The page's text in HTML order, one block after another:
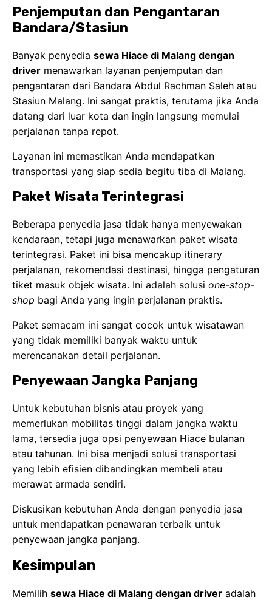
Penjemputan dan Pengantaran
Bandara/Stasiun
Banyak penyedia sewa Hiace di Malang dengan
driver menawarkan layanan penjemputan dan
pengantaran dari Bandara Abdul Rachman Saleh atau
Stasiun Malang. Ini sangat praktis, terutama jika Anda
datang dari luar kota dan ingin langsung memulai
perjalanan tanpa repot.
Layanan ini memastikan Anda mendapatkan
transportasi yang siap sedia begitu tiba di Malang.
Paket Wisata Terintegrasi
Beberapa penyedia jasa tidak hanya menyewakan
kendaraan, tetapi juga menawarkan paket wisata
terintegrasi. Paket ini bisa mencakup itinerary
perjalanan, rekomendasi destinasi, hingga pengaturan
tiket masuk objek wisata. Ini adalah solusi one-stop-
shop bagi Anda yang ingin perjalanan praktis.
Paket semacam ini sangat cocok untuk wisatawan
yang tidak memiliki banyak waktu untuk
merencanakan detail perjalanan.
Penyewaan Jangka Panjang
Untuk kebutuhan bisnis atau proyek yang
memerlukan mobilitas tinggi dalam jangka waktu
lama, tersedia juga opsi penyewaan Hiace bulanan
atau tahunan. Ini bisa menjadi solusi transportasi
yang lebih efisien dibandingkan membeli atau
merawat armada sendiri.
Diskusikan kebutuhan Anda dengan penyedia jasa
untuk mendapatkan penawaran terbaik untuk
penyewaan jangka panjang.
Kesimpulan
Memilih sewa Hiace di Malang dengan driver adalah